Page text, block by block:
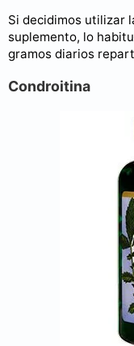
Si decidimos utilizar
suplemento, lo
gramos diarios
Condroitina